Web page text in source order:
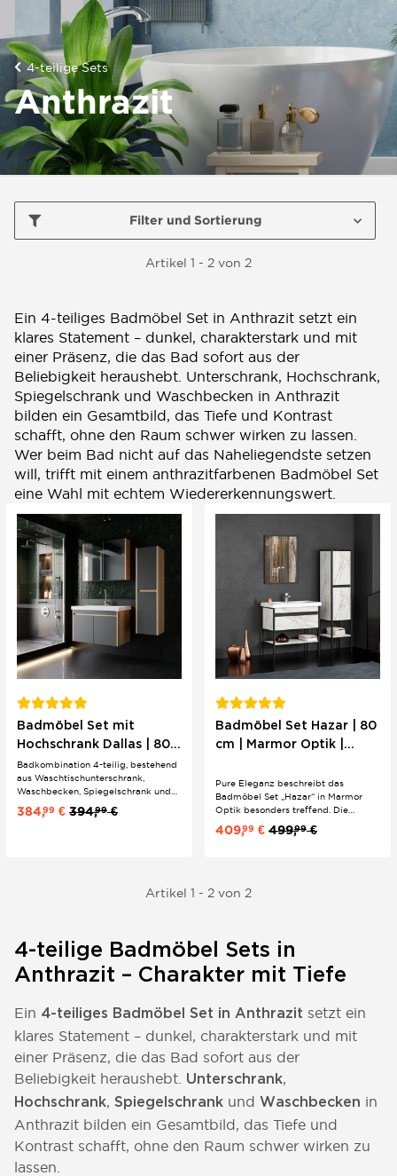
4-teilige Sets
Anthrazit
Filter und Sortierung
Artikel 1 - 2 von 2
Ein 4-teiliges Badmöbel Set in Anthrazit setzt ein
klares Statement – dunkel, charakterstark und mit
einer Präsenz, die das Bad sofort aus der
Beliebigkeit heraushebt. Unterschrank, Hochschrank,
Spiegelschrank und Waschbecken in Anthrazit
bilden ein Gesamtbild, das Tiefe und Kontrast
schafft, ohne den Raum schwer wirken zu lassen.
Wer beim Bad nicht auf das Naheliegendste setzen
will, trifft mit einem anthrazitfarbenen Badmöbel Set
eine Wahl mit echtem Wiedererkennungswert.
Badmöbel Set mit
Hochschrank Dallas | 80
cm | Eichenholz &
Anthrazit
Badkombination 4-teilig, bestehend
aus Waschtischunterschrank,
Waschbecken, Spiegelschrank und
anmutendes Badezimmermöbel-Set.
384,99 € 394,99€
Badmöbel Set Hazar | 80
cm | Marmor Optik |
Pure Eleganz beschreibt das
Badmöbel Set „Hazar“ in Marmor
Optik besonders treffend. Die
und hochwertig und setzt im Bad
Marmor Optik...
409,99 € 499,99€
Artikel 1 - 2 von 2
4-teilige Badmöbel Sets in
Anthrazit – Charakter mit Tiefe
Ein 4-teiliges Badmöbel Set in Anthrazit setzt ein
klares Statement – dunkel, charakterstark und mit
einer Präsenz, die das Bad sofort aus der
Beliebigkeit heraushebt.
Unterschrank,
Hochschrank, Spiegelschrank und Waschbecken in
Anthrazit bilden ein Gesamtbild, das Tiefe und
Kontrast schafft, ohne den Raum schwer wirken zu
lassen.